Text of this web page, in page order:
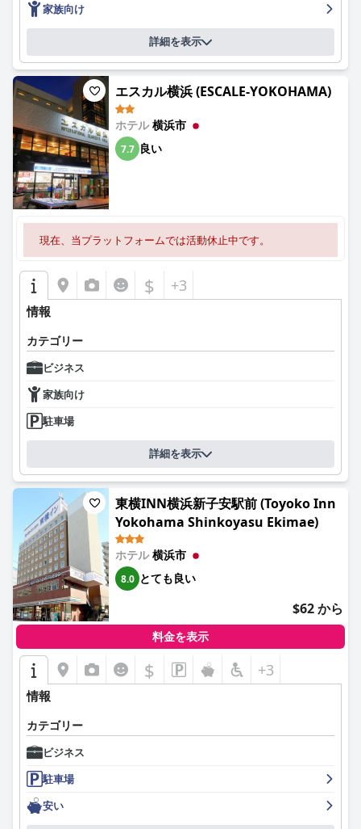
朝食ビュッフェは、和食、中華、洋食の豊富な種類が好評で、特
に重慶飯店（じゅうけいはんてん）の点心が注目されています。
よくできたオムレツ、美味しいケーキ、中華粥も好評です。価格
設定や米粥の温度については若干の懸念があるものの、全体とし
て朝食体験は高く評価されています。
広々として清潔な客室はゲストに好評で、快適で、現代的なアメ
ニティとノスタルジックな魅力が融合していると評されることが
多いです。家族連れに十分な広さがあり、落ち着いた雰囲気も喜
ばれています。ベッドが少し硬いという意見もありましたが、清
潔さを維持しようとするホテルの努力が際立っています。施設に
は多少古さが感じられ、時折カビ臭いこともありますが、清潔さ
は際立っています。
スタッフの素晴らしいサービスは、ゲスト体験を大幅に向上させ
ています。親切で礼儀正しく、気配りができると評されており、
うなど、ゲストを支援するために期待以上のことを行っていま
す。子供たちへの思いやりのある対応は特に高く評価されてお
り、温かい家族的な雰囲気を作り出しています。
屋上プールは、大人にも子供にも涼しく爽やかな場所として肯定
的なコメントが寄せられています。利用には追加料金がかかりま
すが、混雑を防ぐための整理された時間制限が評価されていま
す。
ホテルでの駐車場は24時間利用可能で、丁寧で親切なスタッフが
おり便利です。ただし、駐車料金が高いと感じるゲストもおり、
広告された料金と実際の料金との間に相違があると指摘する人も
いました。これらの懸念にもかかわらず、全体的な駐車場の体験
は肯定的であり、チェックアウト後も市内観光のために利用でき
るスペースがあります。
家族連れには、全員が快適に過ごせる大きなベッドを備えた広々
とした客室が用意されています。ベビーベッドや追加の簡易ベッ
ドも利用できるため、さらに便利です。近隣のイベントに参加す
るゲストも、そのロケーションのおかげで完璧な宿泊先として利
用しています。
結論として、ローズホテル横浜は、最高のロケーション、充実し
た朝食、快適で広々とした客室、献身的なスタッフ、清潔さ、そ
して家族に優しいサービスで印象づけており、横浜を訪れる人に
とって強く推奨される選択肢となっています。
家族向け
詳細を表示
エスカル横浜 (ESCALE-YOKOHAMA)
ホテル横浜市
7.7 良い
現在、当プラットフォームでは活動休止中です。
$ +3
情報
カテゴリー
ビジネス
家族向け
駐車場
詳細を表示
東横INN横浜新子安駅前 (Toyoko Inn
Yokohama Shinkoyasu Ekimae)
ホテル横浜市
8.0 とても良い
$62 から
料金を表示
$ +3
情報
カテゴリー
ビジネス
駐車場
安い